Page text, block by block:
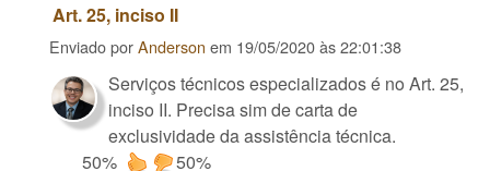
Art. 25, inciso II
Enviado porAnderson em 19/05/2020 às 22:01:38
Serviços técnicos especializados é no Art. 25,
inciso II. Precisa sim de carta de
exclusividade da assistência técnica.
50%
50%